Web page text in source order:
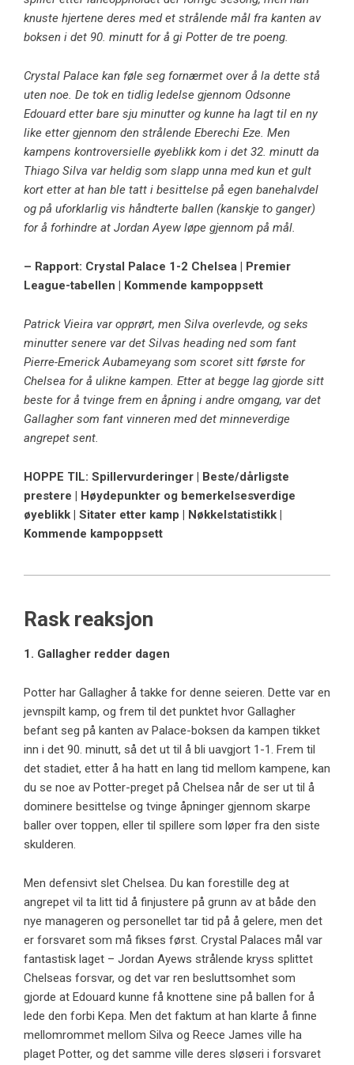
knuste hjertene deres med et strålende mål fra kanten av
boksen i det 90. minutt for å gi Potter de tre poeng.
Crystal Palace kan føle seg fornærmet over å la dette stå
uten noe. De tok en tidlig ledelse gjennom Odsonne
Edouard etter bare sju minutter og kunne ha lagt til en ny
like etter gjennom den strålende Eberechi Eze. Men
kampens kontroversielle øyeblikk kom i det 32. minutt da
Thiago Silva var heldig som slapp unna med kun et gult
kort etter at han ble tatt i besittelse på egen banehalvdel
og på uforklarlig vis håndterte ballen (kanskje to ganger)
for å forhindre at Jordan Ayew løpe gjennom på mål.
– Rapport: Crystal Palace 1-2 Chelsea | Premier
League-tabellen | Kommende kampoppsett
Patrick Vieira var opprørt, men Silva overlevde, og seks
minutter senere var det Silvas heading ned som fant
Pierre-Emerick Aubameyang som scoret sitt første for
Chelsea for å ulikne kampen. Etter at begge lag gjorde sitt
beste for å tvinge frem en åpning i andre omgang, var det
Gallagher som fant vinneren med det minneverdige
angrepet sent.
HOPPE TIL: Spillervurderinger | Beste/dårligste
prestere | Høydepunkter og bemerkelsesverdige
øyeblikk | Sitater etter kamp | Nøkkelstatistikk |
Kommende kampoppsett
Rask reaksjon
1. Gallagher redder dagen
Potter har Gallagher å takke for denne seieren. Dette var en
jevnspilt kamp, ​​og frem til det punktet hvor Gallagher
befant seg på kanten av Palace-boksen da kampen tikket
inn i det 90. minutt, så det ut til å bli uavgjort 1-1. Frem til
det stadiet, etter å ha hatt en lang tid mellom kampene, kan
du se noe av Potter-preget på Chelsea når de ser ut til å
dominere besittelse og tvinge åpninger gjennom skarpe
baller over toppen, eller til spillere som løper fra den siste
skulderen.
Men defensivt slet Chelsea. Du kan forestille deg at
angrepet vil ta litt tid å finjustere på grunn av at både den
nye manageren og personellet tar tid på å gelere, men det
er forsvaret som må fikses først. Crystal Palaces mål var
fantastisk laget – Jordan Ayews strålende kryss splittet
Chelseas forsvar, og det var ren besluttsomhet som
gjorde at Edouard kunne få knottene sine på ballen for å
lede den forbi Kepa. Men det faktum at han klarte å finne
mellomrommet mellom Silva og Reece James ville ha
plaget Potter, og det samme ville deres sløseri i forsvaret